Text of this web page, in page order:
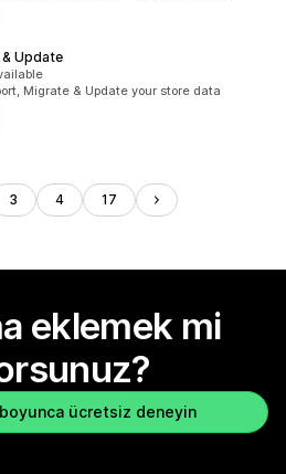
Update
Migrate & Update your store data
3 4 17
eklemek mi
ücretsiz deneyin